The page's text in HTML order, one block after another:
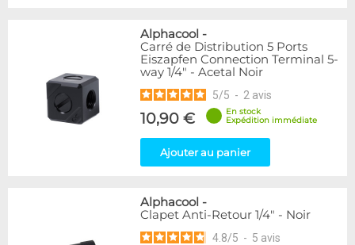
Alphacool -
Carré de Distribution 5 Ports
Eiszapfen Connection Terminal 5-
way 1/4" - Acetal Noir
5/5 - 2 avis
10,90 €
En stock
Expédition immédiate
Ajouter au panier
Alphacool -
Clapet Anti-Retour 1/4" - Noir
4.8/5 - 5 avis